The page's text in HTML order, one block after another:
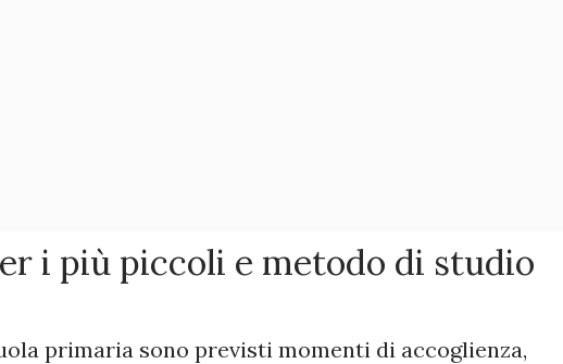
i più piccoli e metodo di studio
primaria sono previsti momenti di accoglienza,